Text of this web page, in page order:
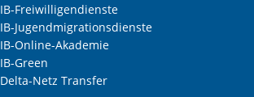
IB-Freiwilligendienste
IB-Jugendmigrationsdienste
IB-Online-Akademie
IB-Green
Delta-Netz Transfer